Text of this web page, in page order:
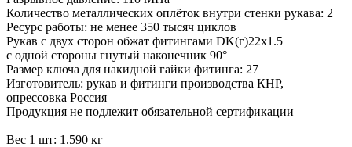
Количество металлических оплёток внутри стенки рукава: 2
Ресурс работы: не менее 350 тысяч циклов
Рукав с двух сторон обжат фитингами DK(г)22х1.5
с одной стороны гнутый наконечник 90°
Размер ключа для накидной гайки фитинга: 27
Изготовитель: рукав и фитинги производства КНР,
опрессовка Россия
Продукция не подлежит обязательной сертификации
Вес 1 шт: 1.590 кг